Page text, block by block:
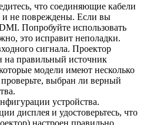
что соединяющие кабели
не повреждены. Если вы
Попробуйте использовать
это исправит неполадки.
сигнала. Проектор
на правильный источник
модели имеют несколько
выбран ли верный
устройства.
дисплея и удостоверьтесь, что
настроен правильно.